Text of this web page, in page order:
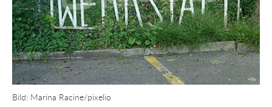
Bild: Marina Racine/pixelio